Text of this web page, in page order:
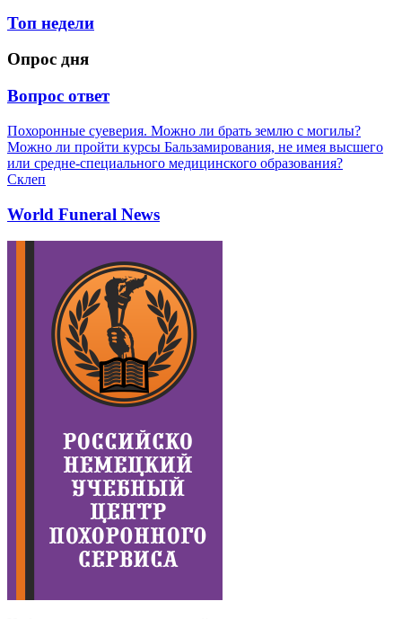
Топ недели
Опрос дня
Вопрос ответ
Похоронные суеверия. Можно ли брать землю с могилы?
Можно ли пройти курсы Бальзамирования, не имея высшего
или средне-специального медицинского образования?
Склеп
World Funeral News